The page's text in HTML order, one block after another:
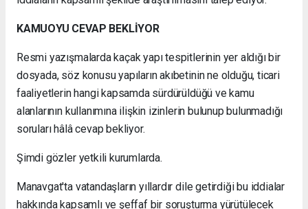
KAMUOYU CEVAP BEKLİYOR
Resmi yazışmalarda kaçak yapı tespitlerinin yer aldığı bir
dosyada, söz konusu yapıların akıbetinin ne olduğu, ticari
faaliyetlerin hangi kapsamda sürdürüldüğü ve kamu
alanlarının kullanımına ilişkin izinlerin bulunup bulunmadığı
soruları hâlâ cevap bekliyor.
Şimdi gözler yetkili kurumlarda.
Manavgat'ta vatandaşların yıllardır dile getirdiği bu iddialar
hakkında kapsamlı ve şeffaf bir soruşturma yürütülecek